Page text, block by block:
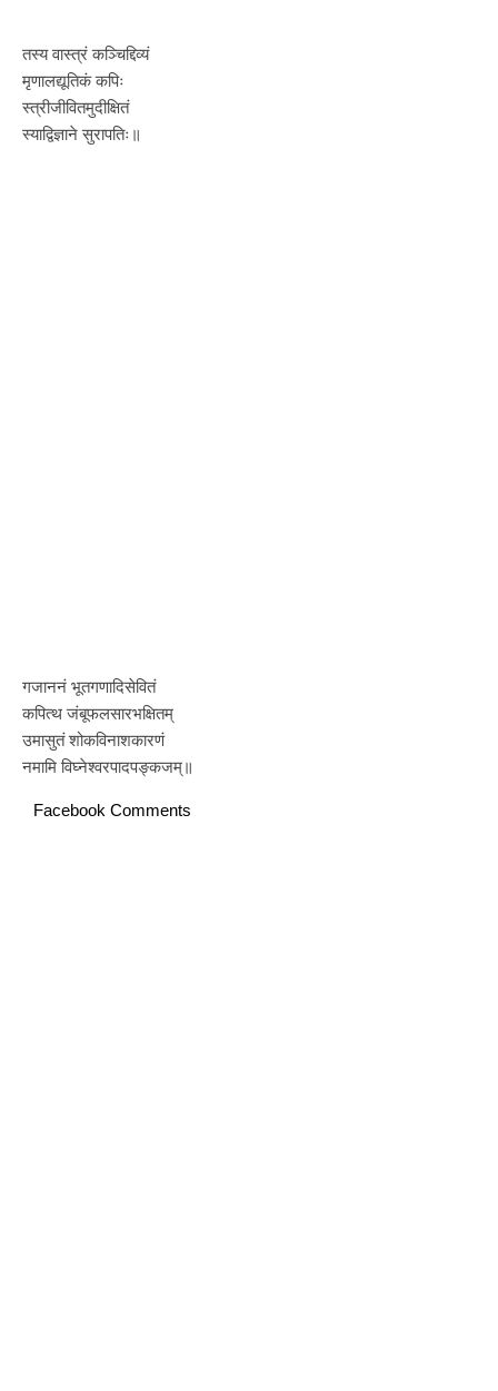
तस्य वास्त्रं कञ्चिद्दिव्यं
मृणालद्यूतिकं कपिः
स्त्रीजीवितमुदीक्षितं
स्याद्विज्ञाने सुरापतिः॥
गजाननं भूतगणादिसेवितं
कपित्थ जंबूफलसारभक्षितम्
उमासुतं शोकविनाशकारणं
नमामि विघ्नेश्वरपादपङ्कजम्॥
Facebook Comments